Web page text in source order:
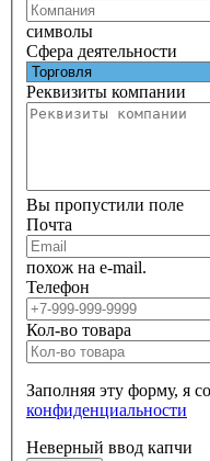
символы
Сфера деятельности
Реквизиты компании
Вы пропустили поле
Почта
похож на e-mail.
Телефон
Кол-во товара
Заполняя эту форму, я
конфиденциальности
Неверный ввод капчи